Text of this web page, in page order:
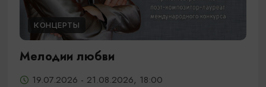
КОНЦЕРТЫ
Мелодии любви
19.07.2026 - 21.08.2026, 18:00